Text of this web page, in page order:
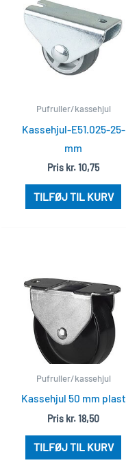
Pufruller/kassehjul
Kassehjul-E51.025-25-
mm
Pris kr.10,75
TILFØJ TIL KURV
Pufruller/kassehjul
Kassehjul 50 mm plast
Pris kr.18,50
TILFØJ TIL KURV